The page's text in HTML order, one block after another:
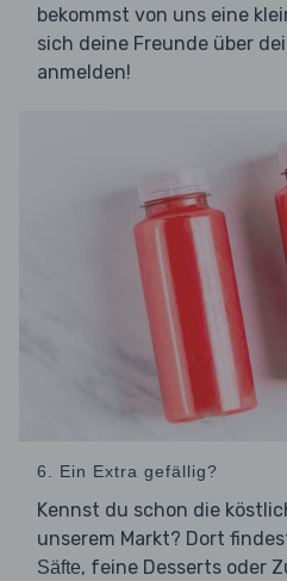
bekommst von uns eine
sich deine Freunde über
anmelden!
6. Ein Extra gefällig?
Kennst du schon die
unserem Markt? Dort
Säfte, feine Desserts oder